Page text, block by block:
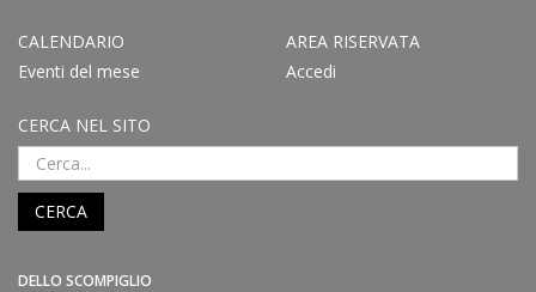
CALENDARIO
Eventi del mese
AREA RISERVATA
Accedi
CERCA NEL SITO
CERCA
DELLO SCOMPIGLIO